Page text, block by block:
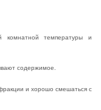
комнатной температуры и
содержимое.
и хорошо смешаться с